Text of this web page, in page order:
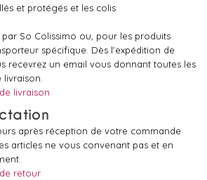
et protégés et les colis
So Colissimo ou, pour les produits
spécifique. Dès l'expédition de
recevrez un email vous donnant toutes les
livraison
après réception de votre commande
articles ne vous convenant pas et en
retour